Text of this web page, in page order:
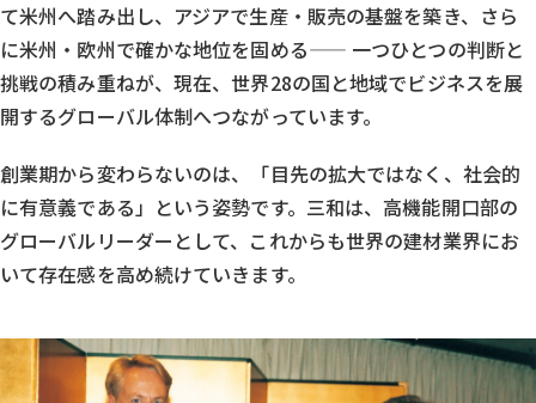
て米州へ踏み出し、アジアで生産・販売の基盤を築き、さら
に米州・欧州で確かな地位を固める—— 一つひとつの判断と
挑戦の積み重ねが、現在、世界28の国と地域でビジネスを展
開するグローバル体制へつながっています。
創業期から変わらないのは、「目先の拡大ではなく、社会的
に有意義である」という姿勢です。三和は、高機能開口部の
グローバルリーダーとして、これからも世界の建材業界にお
いて存在感を高め続けていきます。